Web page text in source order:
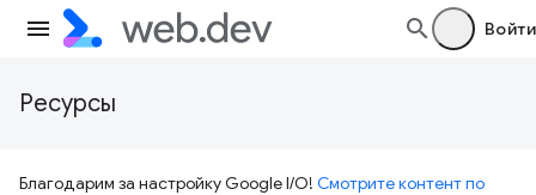
Войти
Ресурсы
Благодарим за настройку Google I/O! Смотрите контент по